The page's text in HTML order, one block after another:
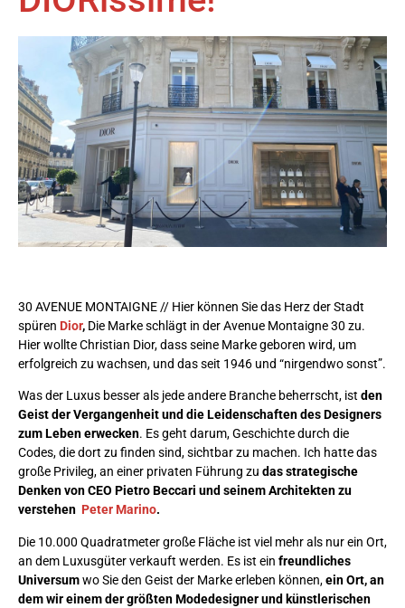
30 AVENUE MONTAIGNE // Hier können Sie das Herz der Stadt
spüren Dior, Die Marke schlägt in der Avenue Montaigne 30 zu.
Hier wollte Christian Dior, dass seine Marke geboren wird, um
erfolgreich zu wachsen, und das seit 1946 und “nirgendwo sonst”.
Was der Luxus besser als jede andere Branche beherrscht, ist den
Geist der Vergangenheit und die Leidenschaften des Designers
zum Leben erwecken. Es geht darum, Geschichte durch die
Codes, die dort zu finden sind, sichtbar zu machen. Ich hatte das
große Privileg, an einer privaten Führung zu das strategische
Denken von CEO Pietro Beccari und seinem Architekten zu
verstehen Peter Marino.
Die 10.000 Quadratmeter große Fläche ist viel mehr als nur ein Ort,
an dem Luxusgüter verkauft werden. Es ist ein freundliches
Universumwo Sie den Geist der Marke erleben können,ein Ort, an
dem wir einem der größten Modedesigner und künstlerischen